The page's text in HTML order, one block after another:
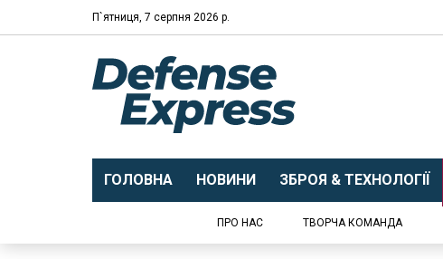
П`ятниця, 7 серпня 2026 р.
ГОЛОВНА НОВИНИ ЗБРОЯ & ТЕХНОЛОГІЇ
ПРО НАС ТВОРЧА КОМАНДА